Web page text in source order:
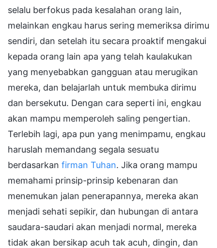
selalu berfokus pada kesalahan orang lain,
melainkan engkau harus sering memeriksa dirimu
sendiri, dan setelah itu secara proaktif mengakui
kepada orang lain apa yang telah kaulakukan
yang menyebabkan gangguan atau merugikan
mereka, dan belajarlah untuk membuka dirimu
dan bersekutu. Dengan cara seperti ini, engkau
akan mampu memperoleh saling pengertian.
Terlebih lagi, apa pun yang menimpamu, engkau
haruslah memandang segala sesuatu
berdasarkan firman Tuhan. Jika orang mampu
memahami prinsip-prinsip kebenaran dan
menemukan jalan penerapannya, mereka akan
menjadi sehati sepikir, dan hubungan di antara
saudara-saudari akan menjadi normal, mereka
tidak akan bersikap acuh tak acuh, dingin, dan